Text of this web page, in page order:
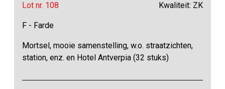
Lot nr. 108 Kwaliteit: ZK
F - Farde
Mortsel, mooie samenstelling, w.o. straatzichten,
station, enz. en Hotel Antverpia (32 stuks)